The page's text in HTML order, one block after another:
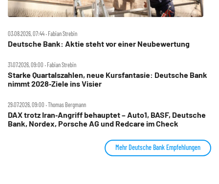
03.08.2026, 07:44 ‧ Fabian Strebin
Deutsche Bank: Aktie steht vor einer Neubewertung
31.07.2026, 09:00 ‧ Fabian Strebin
Starke Quartalszahlen, neue Kursfantasie: Deutsche Bank
nimmt 2028‑Ziele ins Visier
29.07.2026, 09:00 ‧ Thomas Bergmann
DAX trotz Iran‑Angriff behauptet – Auto1, BASF, Deutsche
Bank, Nordex, Porsche AG und Redcare im Check
Mehr Deutsche Bank Empfehlungen